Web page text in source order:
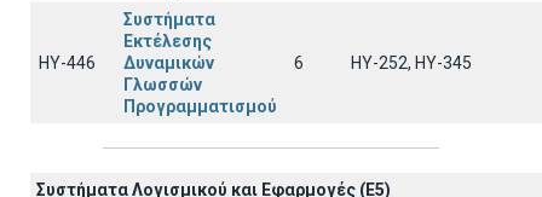
ΗΥ-446
Συστήματα
Εκτέλεσης
Δυναμικών
Γλωσσών
Προγραμματισμού
6 ΗΥ-252, ΗΥ-345
Συστήματα Λογισμικού και Εφαρμογές (E5)